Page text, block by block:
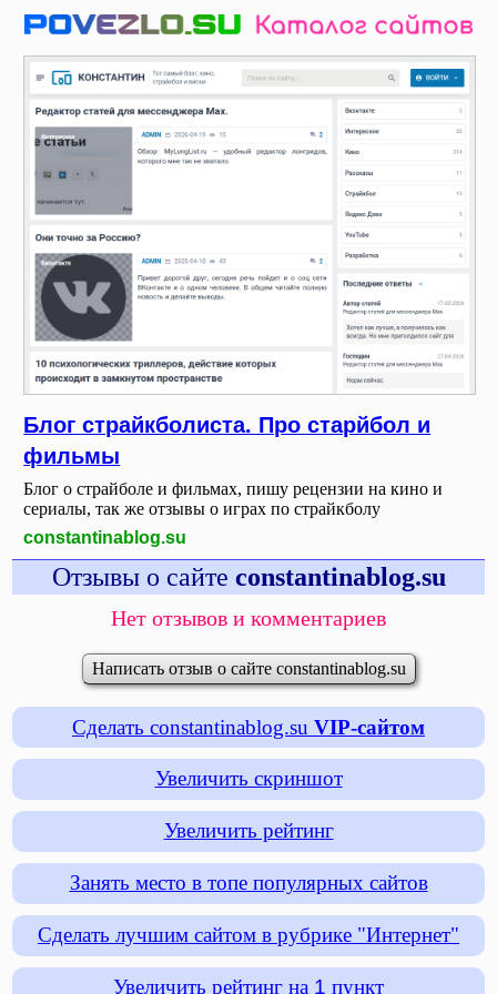
Блог страйкболиста. Про старйбол и
фильмы
Блог о страйболе и фильмах, пишу рецензии на кино и
сериалы, так же отзывы о играх по страйкболу
constantinablog.su
Отзывы о сайте constantinablog.su
Нет отзывов и комментариев
Написать отзыв о сайте constantinablog.su
Сделать constantinablog.su VIP-сайтом
Увеличить скриншот
Увеличить рейтинг
Занять место в топе популярных сайтов
Сделать лучшим сайтом в рубрике "Интернет"
Увеличить рейтинг на 1 пункт